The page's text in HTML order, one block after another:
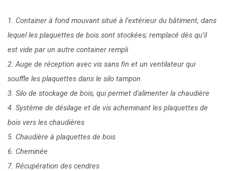
1. Container à fond mouvant situé à l’extérieur du bâtiment, dans
lequel les plaquettes de bois sont stockées; remplacé dès qu’il
est vide par un autre container rempli
2. Auge de réception avec vis sans fin et un ventilateur qui
souffle les plaquettes dans le silo tampon
3. Silo de stockage de bois, qui permet d'alimenter la chaudière
4. Système de désilage et de vis acheminant les plaquettes de
bois vers les chaudières
5. Chaudière à plaquettes de bois
6. Cheminée
7. Récupération des cendres